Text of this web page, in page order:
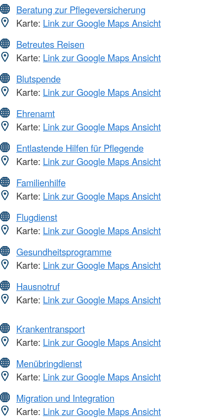
Beratung zur Pflegeversicherung
Karte: Link zur Google Maps Ansicht
Betreutes Reisen
Karte: Link zur Google Maps Ansicht
Blutspende
Karte: Link zur Google Maps Ansicht
Ehrenamt
Karte: Link zur Google Maps Ansicht
Entlastende Hilfen für Pflegende
Karte: Link zur Google Maps Ansicht
Familienhilfe
Karte: Link zur Google Maps Ansicht
Flugdienst
Karte: Link zur Google Maps Ansicht
Gesundheitsprogramme
Karte: Link zur Google Maps Ansicht
Hausnotruf
Karte: Link zur Google Maps Ansicht
Krankentransport
Karte: Link zur Google Maps Ansicht
Menübringdienst
Karte: Link zur Google Maps Ansicht
Migration und Integration
Karte: Link zur Google Maps Ansicht